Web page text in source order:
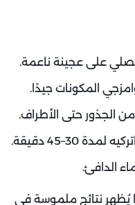
على عجينة ناعمة.
المكونات جيدًا.
الجذور حتى الأطراف.
30–45 دقيقة.
الدافئ.
يُظهر نتائج ملموسة في